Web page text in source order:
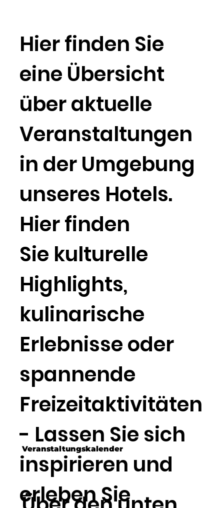
Hier finden Sie
eine Übersicht
über aktuelle
Veranstaltungen
in der Umgebung
unseres Hotels.
Hier finden
Sie kulturelle
Highlights,
kulinarische
Erlebnisse oder
spannende
Freizeitaktivitäten
- Lassen Sie sich
inspirieren und
erleben Sie
Veranstaltungskalender